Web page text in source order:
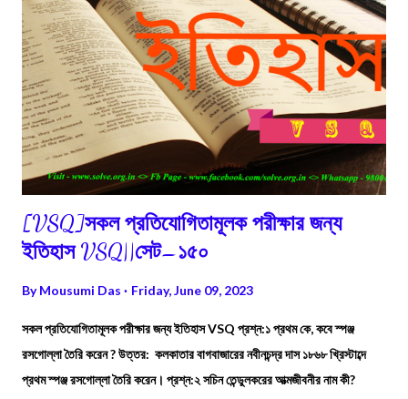
[VSQ]সকল প্রতিযোগিতামূলক পরীক্ষার জন্য
ইতিহাস VSQ||সেট–১৫০
ByMousumi Das Friday, June 09, 2023
সকল প্রতিযোগিতামূলক পরীক্ষার জন্য ইতিহাস VSQ প্রশ্ন:১ প্রথম কে, কবে স্পঞ্জ
রসগোল্লা তৈরি করেন ? উত্তর: কলকাতার বাগবাজারের নবীনচন্দ্র দাস ১৮৬৮ খ্রিস্টাব্দে
প্রথম স্পঞ্জ রসগোল্লা তৈরি করেন। প্রশ্ন:২ সচিন তেন্ডুলকরের আত্মজীবনীর নাম কী?